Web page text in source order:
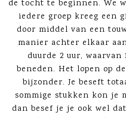
de tocht te beginnen. We
iedere groep kreeg een
door middel van een
manier achter elkaar
duurde 2 uur, waarvan
beneden. Het lopen op
bijzonder. Je beseft
sommige stukken kon je
dan besef je je ook wel